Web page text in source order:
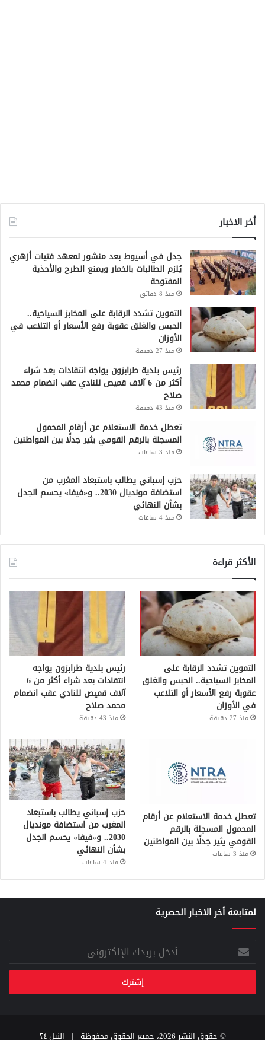
أخر الاخبار
جدل في أسيوط بعد منشور لمعهد فتيات أزهري
يُلزم الطالبات بالخمار ويمنع الطرح والأحذية
المفتوحة
منذ 8 دقائق
التموين تشدد الرقابة على المخابز السياحية..
الحبس والغلق عقوبة رفع الأسعار أو التلاعب في
الأوزان
منذ 27 دقيقة
رئيس بلدية طرابزون يواجه انتقادات بعد شراء
أكثر من 6 آلاف قميص للنادي عقب انضمام محمد
صلاح
منذ 43 دقيقة
تعطل خدمة الاستعلام عن أرقام المحمول
المسجلة بالرقم القومي يثير جدلًا بين المواطنين
منذ 3 ساعات
حزب إسباني يطالب باستبعاد المغرب من
استضافة مونديال 2030.. و«فيفا» يحسم الجدل
بشأن النهائي
منذ 4 ساعات
الأكثر قراءة
التموين تشدد الرقابة على
المخابز السياحية.. الحبس والغلق
عقوبة رفع الأسعار أو التلاعب
في الأوزان
منذ 27 دقيقة
رئيس بلدية طرابزون يواجه
انتقادات بعد شراء أكثر من 6
آلاف قميص للنادي عقب انضمام
محمد صلاح
منذ 43 دقيقة
تعطل خدمة الاستعلام عن أرقام
المحمول المسجلة بالرقم
القومي يثير جدلًا بين المواطنين
منذ 3 ساعات
حزب إسباني يطالب باستبعاد
المغرب من استضافة مونديال
2030.. و«فيفا» يحسم الجدل
بشأن النهائي
منذ 4 ساعات
لمتابعة أخر الاخبار الحصرية
أدخل
بريدك
الإلكتروني
© حقوق النشر 2026، جميع الحقوق محفوظة | النيل ٢٤